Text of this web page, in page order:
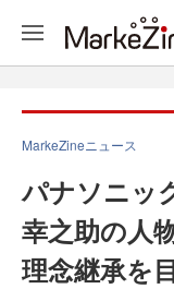
MarkeZineニュース
パナソニッ
幸之助の人
理念継承を